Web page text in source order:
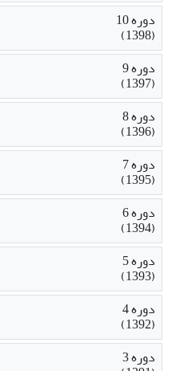
دوره 10
(1398)
دوره 9
(1397)
دوره 8
(1396)
دوره 7
(1395)
دوره 6
(1394)
دوره 5
(1393)
دوره 4
(1392)
دوره 3